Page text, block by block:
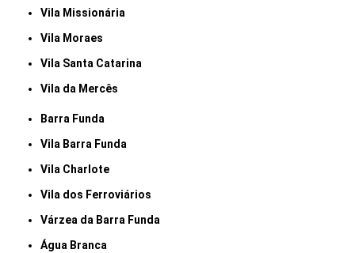
Vila Missionária
Vila Moraes
Vila Santa Catarina
Vila da Mercês
Barra Funda
Vila Barra Funda
Vila Charlote
Vila dos Ferroviários
Várzea da Barra Funda
Água Branca